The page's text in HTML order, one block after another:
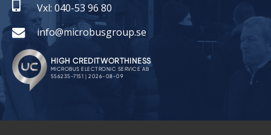
Vxl: 040-53 96 80
info@microbusgroup.se